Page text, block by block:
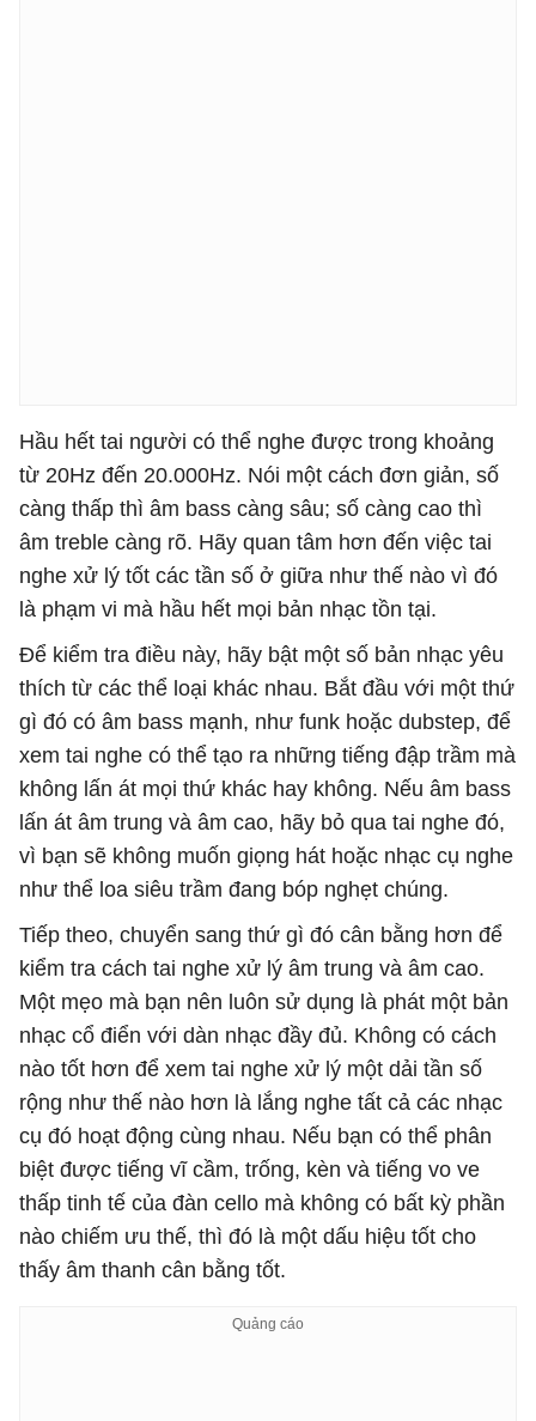
Hầu hết tai người có thể nghe được trong khoảng
từ 20Hz đến 20.000Hz. Nói một cách đơn giản, số
càng thấp thì âm bass càng sâu; số càng cao thì
âm treble càng rõ. Hãy quan tâm hơn đến việc tai
nghe xử lý tốt các tần số ở giữa như thế nào vì đó
là phạm vi mà hầu hết mọi bản nhạc tồn tại.
Để kiểm tra điều này, hãy bật một số bản nhạc yêu
thích từ các thể loại khác nhau. Bắt đầu với một thứ
gì đó có âm bass mạnh, như funk hoặc dubstep, để
xem tai nghe có thể tạo ra những tiếng đập trầm mà
không lấn át mọi thứ khác hay không. Nếu âm bass
lấn át âm trung và âm cao, hãy bỏ qua tai nghe đó,
vì bạn sẽ không muốn giọng hát hoặc nhạc cụ nghe
như thể loa siêu trầm đang bóp nghẹt chúng.
Tiếp theo, chuyển sang thứ gì đó cân bằng hơn để
kiểm tra cách tai nghe xử lý âm trung và âm cao.
Một mẹo mà bạn nên luôn sử dụng là phát một bản
nhạc cổ điển với dàn nhạc đầy đủ. Không có cách
nào tốt hơn để xem tai nghe xử lý một dải tần số
rộng như thế nào hơn là lắng nghe tất cả các nhạc
cụ đó hoạt động cùng nhau. Nếu bạn có thể phân
biệt được tiếng vĩ cầm, trống, kèn và tiếng vo ve
thấp tinh tế của đàn cello mà không có bất kỳ phần
nào chiếm ưu thế, thì đó là một dấu hiệu tốt cho
thấy âm thanh cân bằng tốt.